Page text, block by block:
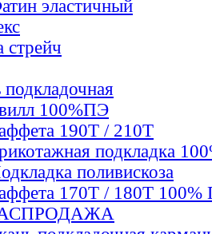
элаcтичный
стрейч
подкладочная
100%ПЭ
190Т / 210Т
подкладка
поливискоза
170Т / 180Т 100%